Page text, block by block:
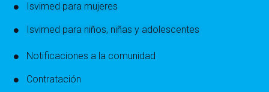
Isvimed para mujeres
Isvimed para niños, niñas y adolescentes
Notificaciones a la comunidad
Contratación